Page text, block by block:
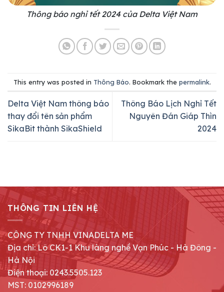
Thông báo nghỉ tết 2024 của Delta Việt Nam
This entry was posted in Thông Báo. Bookmark the permalink.
Delta Việt Nam thông báo
thay đổi tên sản phẩm
SikaBit thành SikaShield
Thông Báo Lịch Nghỉ Tết
Nguyên Đán Giáp Thìn
2024
THÔNG TIN LIÊN HỆ
CÔNG TY TNHH VINADELTA ME
Địa chỉ: Lô CK1-1 Khu làng nghề Vạn Phúc - Hà Đông -
Hà Nội
Điện thoại: 0243.5505.123
MST: 0102996189